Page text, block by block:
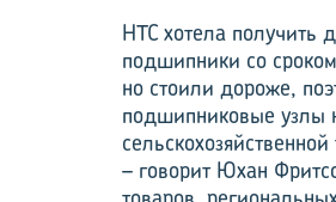
HTC хотела
подшипники со
но стоили дороже,
подшипниковые узлы
– говорит Юхан